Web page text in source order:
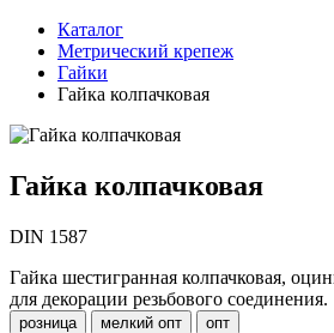
Каталог
Метрический крепеж
Гайки
Гайка колпачковая
Гайка колпачковая
DIN 1587
Гайка шестигранная колпачковая,
для декорации резьбового соединения.
розница мелкий опт опт